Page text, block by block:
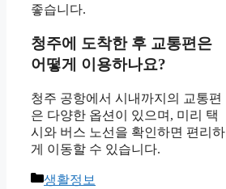
좋습니다.
청주에 도착한 후 교통편은
어떻게 이용하나요?
청주 공항에서 시내까지의 교통편
은 다양한 옵션이 있으며, 미리 택
시와 버스 노선을 확인하면 편리하
게 이동할 수 있습니다.
Categories
생활정보